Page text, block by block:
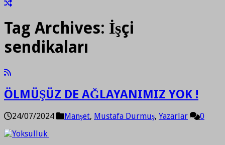
Tag Archives: İşçi
sendikaları
ÖLMÜŞÜZ DE AĞLAYANIMIZ YOK !
24/07/2024 Manşet, Mustafa Durmuş, Yazarlar 0